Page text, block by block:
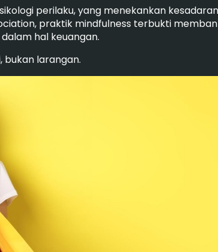
perilaku, yang menekankan
praktik mindfulness terbukti
hal keuangan.
bukan larangan.